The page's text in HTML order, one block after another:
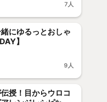
7人
にゆるっとおしゃ
】
9人
授！目からウロコ